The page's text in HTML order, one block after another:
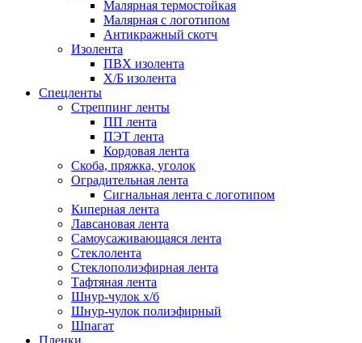
Малярная термостойкая
Малярная с логотипом
Антикражный скотч
Изолента
ПВХ изолента
Х/Б изолента
Спецленты
Стреппинг ленты
ПП лента
ПЭТ лента
Кордовая лента
Скоба, пряжка, уголок
Оградительная лента
Сигнальная лента с логотипом
Киперная лента
Лавсановая лента
Самоусаживающаяся лента
Стеклолента
Стеклополиэфирная лента
Тафтяная лента
Шнур-чулок х/б
Шнур-чулок полиэфирный
Шпагат